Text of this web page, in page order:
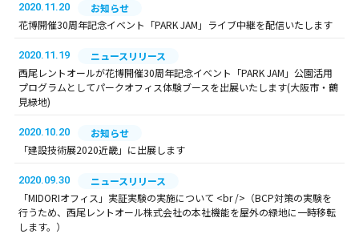
九州・沖縄（外部）
2020.11.20
お知らせ
花博開催30周年記念イベント「PARK JAM」ライブ中継を配信いたします
2020.11.19
ニュースリリース
西尾レントオールが花博開催30周年記念イベント「PARK JAM」公園活用
プログラムとしてパークオフィス体験ブースを出展いたします(大阪市・鶴
見緑地)
2020.10.20
お知らせ
「建設技術展2020近畿」に出展します
2020.09.30
ニュースリリース
「MIDORIオフィス」実証実験の実施について <br />（BCP対策の実験を
行うため、西尾レントオール株式会社の本社機能を屋外の緑地に一時移転
します。）